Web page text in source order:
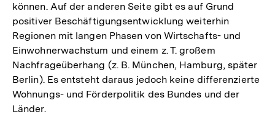
können. Auf der anderen Seite gibt es auf Grund
positiver Beschäftigungsentwicklung weiterhin
Regionen mit langen Phasen von Wirtschafts- und
Einwohnerwachstum und einem z. T. großem
Nachfrageüberhang (z. B. München, Hamburg, später
Berlin). Es entsteht daraus jedoch keine differenzierte
Wohnungs- und Förderpolitik des Bundes und der
Länder.